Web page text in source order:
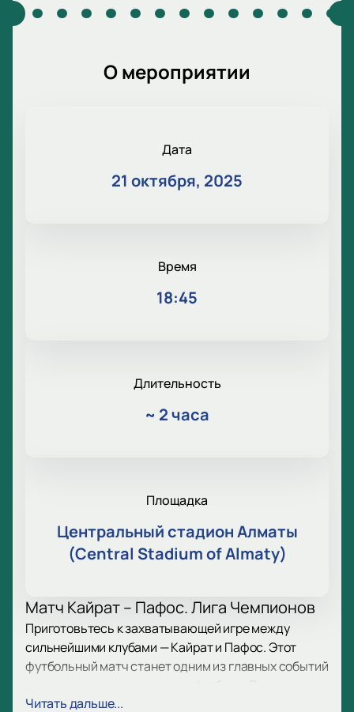
О мероприятии
Дата
21 октября, 2025
Время
18:45
Длительность
~ 2 часа
Площадка
Центральный стадион Алматы
(Central Stadium of Almaty)
Матч Кайрат – Пафос. Лига Чемпионов
Приготовьтесь к захватывающей игре между
сильнейшими клубами — Кайрат и Пафос. Этот
футбольный матч станет одним из главных событий
Чемпионов обещает борьбу до последней минуты, а
Читать дальше...